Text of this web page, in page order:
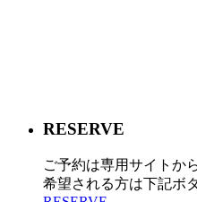
RESERVE
ご予約は専用サイトか
希望される方は下記ボ